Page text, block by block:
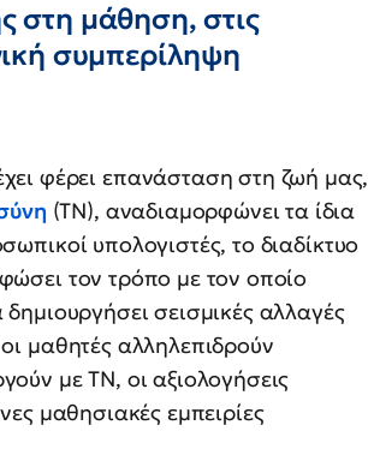
στη μάθηση, στις
συμπερίληψη
φέρει επανάσταση στη ζωή μας,
(ΤΝ), αναδιαμορφώνει τα ίδια
υπολογιστές, το διαδίκτυο
τον τρόπο με τον οποίο
σεισμικές αλλαγές
μαθητές αλληλεπιδρούν
με ΤΝ, οι αξιολογήσεις
μαθησιακές εμπειρίες